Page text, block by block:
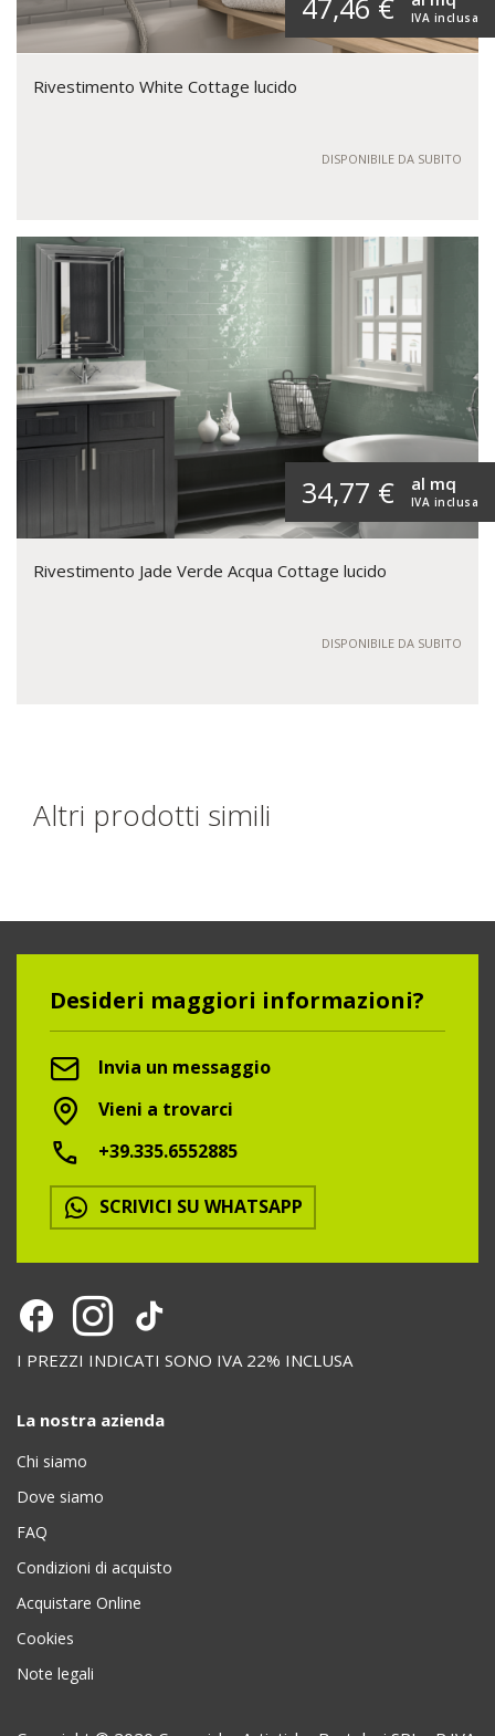
IVA inclusa
Rivestimento White Cottage lucido
DISPONIBILE DA SUBITO
34,77 € IVA inclusa
al mq
Rivestimento Jade Verde Acqua Cottage lucido
DISPONIBILE DA SUBITO
Altri prodotti simili
Desideri maggiori informazioni?
Invia un messaggio
Vieni a trovarci
+39.335.6552885
SCRIVICI SU WHATSAPP
I PREZZI INDICATI SONO IVA 22% INCLUSA
La nostra azienda
Chi siamo
Dove siamo
FAQ
Condizioni di acquisto
Acquistare Online
Cookies
Note legali